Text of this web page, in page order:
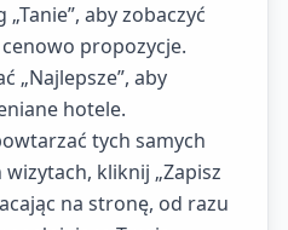
aby zobaczyć
propozycje.
„Najlepsze”, aby
hotele.
tych samych
kliknij „Zapisz
na stronę, od razu